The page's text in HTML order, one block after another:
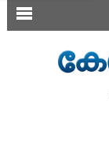
SECTIONS